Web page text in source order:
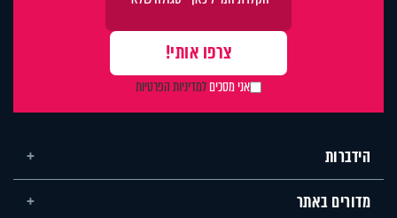
אני מסכיםלמדיניות הפרטיות
הידברות
מדורים באתר